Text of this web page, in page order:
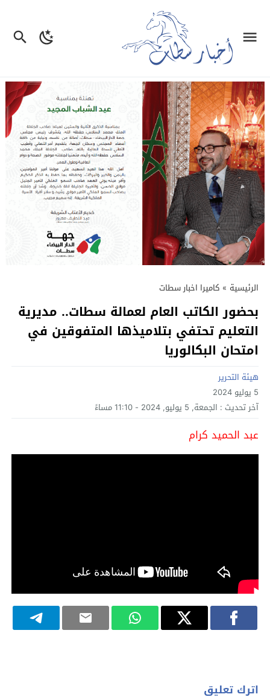
الرئيسية » كاميرا اخبار سطات
بحضور الكاتب العام لعمالة سطات.. مديرية
التعليم تحتفي بتلاميذها المتفوقين في
امتحان البكالوريا
هيئة التحرير
5 يوليو 2024
آخر تحديث : الجمعة, 5 يوليو, 2024 - 11:10 مساءً
عبد الحميد كرام
اترك تعليق